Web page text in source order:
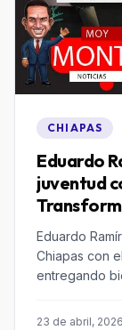
CHIAPAS
Eduardo
juventud
Eduardo
Chiapas con
entregando
23 de abril, 2026